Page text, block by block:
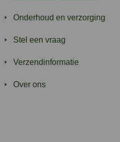
Onderhoud en verzorging
Stel een vraag
Verzendinformatie
Over ons